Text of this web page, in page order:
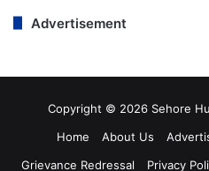
Advertisement
Copyright © 2026 Sehore
Home
About Us
Grievance Redressal
Privacy